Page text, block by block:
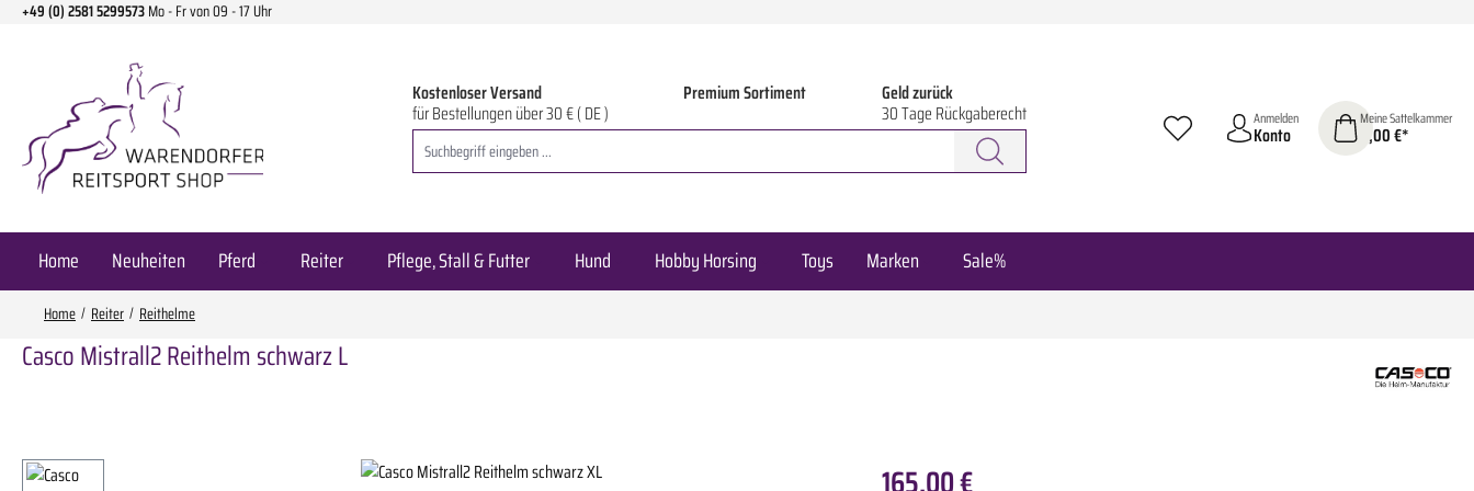
Hauptinhalt springen
Zur Suche springen
Zur Hauptnavigation springen
+49 (0) 2581 5299573Mo - Fr von 09 - 17 Uhr
Kostenloser Versand
für Bestellungen über 30 € ( DE )
Premium Sortiment Geld zurück
30 Tage Rückgaberecht Anmelden
Konto
Meine Sattelkammer
0,00 €*
Home Neuheiten Pferd Reiter Pflege, Stall & Futter Hund Hobby Horsing Toys Marken Sale%
Home Reiter Reithelme
Casco Mistrall2 Reithelm schwarz L
Bildergalerie überspringen